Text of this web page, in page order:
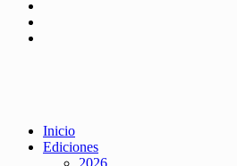
Inicio
Ediciones
2026